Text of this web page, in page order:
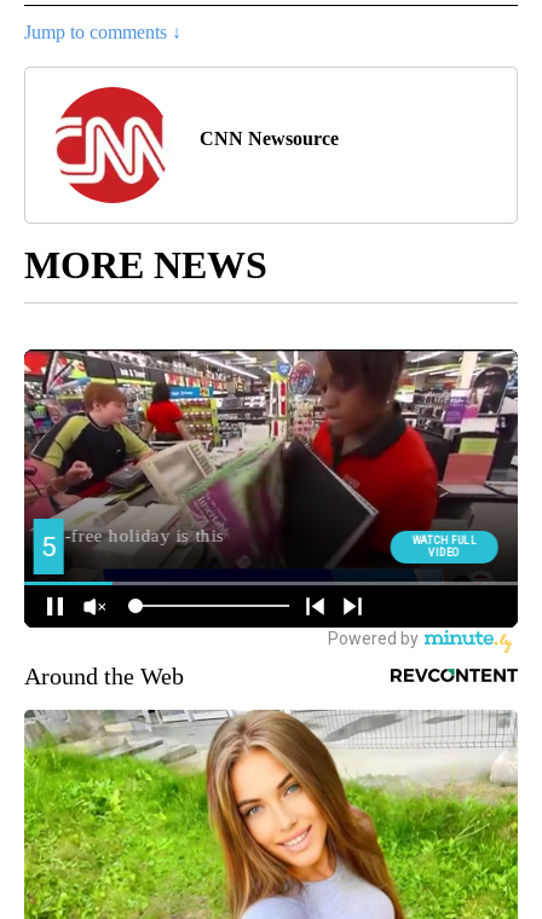
Jump to comments ↓
CNN Newsource
MORE NEWS
Around the Web